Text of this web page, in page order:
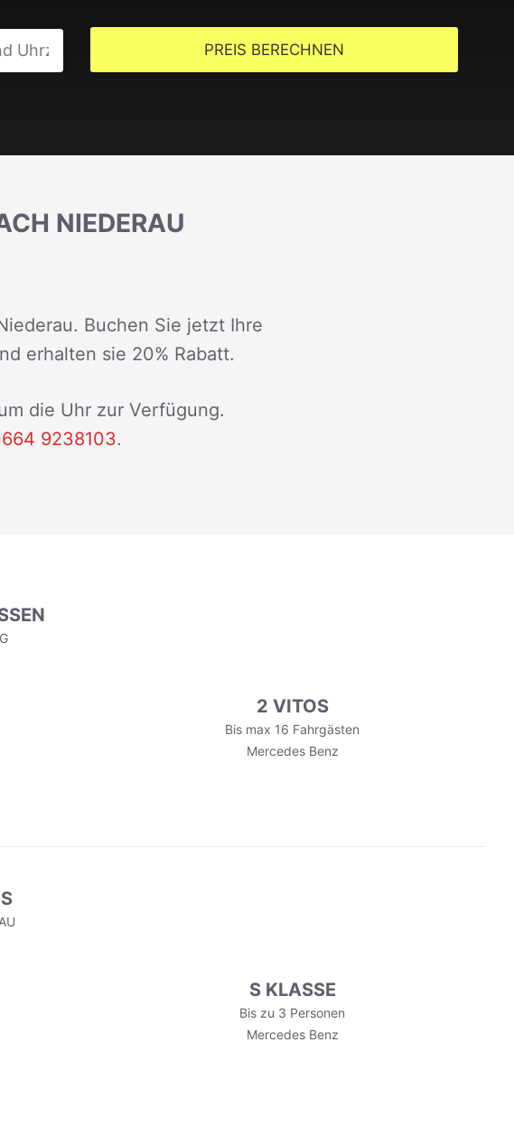
PREIS BERECHNEN
NIEDERAU
Buchen Sie jetzt Ihre
erhalten sie 20% Rabatt.
die Uhr zur Verfügung.
9238103.
2 VITOS
Bis max 16 Fahrgästen
Mercedes Benz
S KLASSE
Bis zu 3 Personen
Mercedes Benz